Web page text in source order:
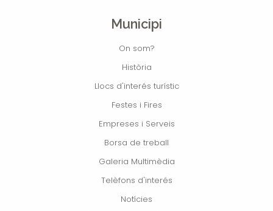
Municipi
On som?
Història
Llocs d'interés turístic
Festes i Fires
Empreses i Serveis
Borsa de treball
Galeria Multimèdia
Telèfons d'interés
Notícies